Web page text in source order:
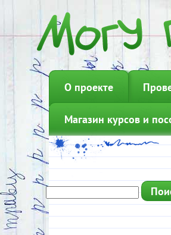
О проекте
Магазин курсов и